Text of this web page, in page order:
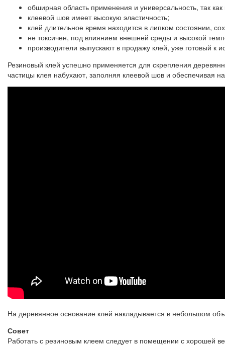
обширная область применения и универсальность, так
клеевой шов имеет высокую эластичность;
клей длительное время находится в липком состоянии,
не токсичен, под влиянием внешней среды и высокой
производители выпускают в продажу клей, уже готовый к
Резиновый клей успешно применяется для скрепления
частицы клея набухают, заполняя клеевой шов и обеспечивая
На деревянное основание клей накладывается в небольшом
Совет
Работать с резиновым клеем следует в помещении с хорошей